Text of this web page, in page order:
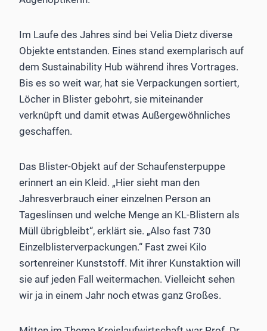
Im Laufe des Jahres sind bei Velia Dietz diverse
Objekte entstanden. Eines stand exemplarisch auf
dem Sustainability Hub während ihres Vortrages.
Bis es so weit war, hat sie Verpackungen sortiert,
Löcher in Blister gebohrt, sie miteinander
verknüpft und damit etwas Außergewöhnliches
geschaffen.
Das Blister-Objekt auf der Schaufensterpuppe
erinnert an ein Kleid. „Hier sieht man den
Jahresverbrauch einer einzelnen Person an
Tageslinsen und welche Menge an KL-Blistern als
Müll übrigbleibt“, erklärt sie. „Also fast 730
Einzelblisterverpackungen.“ Fast zwei Kilo
sortenreiner Kunststoff. Mit ihrer Kunstaktion will
sie auf jeden Fall weitermachen. Vielleicht sehen
wir ja in einem Jahr noch etwas ganz Großes.